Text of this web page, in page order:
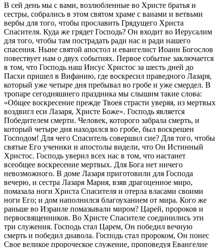
В сей день мы с вами, возлюбленные во Христе братья и
сестры, собрались в этом святом храме с ваиами и ветвьми
вербы для того, чтобы прославить Грядущего Христа
Спасителя. Куда же грядет Господь? Он входит во Иерусалим
для того, чтобы там пострадать ради нас и ради нашего
спасения. Ныне святой апостол и евангелист Иоанн Богослов
повествует нам о двух событиях. Первое событие заключается
в том, что Господь наш Иисус Христос за шесть дней до
Пасхи пришел в Вифанию, где воскресил праведного Лазаря,
который уже четыре дня пребывал во гробе и уже смердел. В
тропаре сегодняшнего праздника мы слышим такие слова:
«Общее воскресение прежде Твоея страсти уверяя, из мертвых
воздвигл еси Лазаря, Христе Боже». Господь является
Победителем смерти. Человек, которого забрала смерть, и
который четыре дня находился во гробе, был воскрешен
Господом! Для чего Спаситель совершил сие? Для того, чтобы
святые Его ученики и апостолы видели, что Он Истинный
Христос. Господь уверил всех нас в том, что настанет
всеобщее воскресение мертвых. Для Бога нет ничего
невозможного. В доме Лазаря приготовили для Господа
вечерю, и сестра Лазаря Мария, взяв драгоценное миро,
помазала ноги Христа Спасителя и отерла власами своими
ноги Его; и дом наполнился благоуханием от мира. Кого же
раньше во Израиле помазывали миром? Царей, пророков и
первосвященников. Во Христе Спасителе соединились эти
три служения. Господь стал Царем, Он победил вечную
смерть и победил диавола. Господь стал пророком, Он понес
Свое великое пророческое служение, проповедуя Евангелие